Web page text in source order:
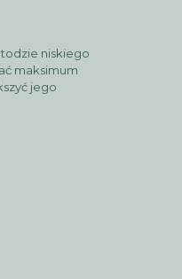
niskiego
maksimum
jego